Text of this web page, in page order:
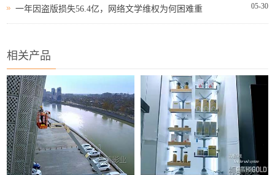
05-30
一年因盗版损失56.4亿，网络文学维权为何困难重
相关产品